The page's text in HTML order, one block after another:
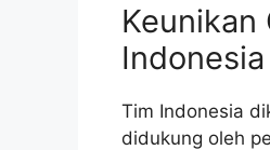
Keunikan
Tim Indonesia
didukung oleh